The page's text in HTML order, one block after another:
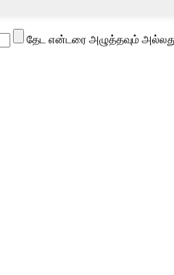
தேட என்டரை அழுத்தவும் அல்லது